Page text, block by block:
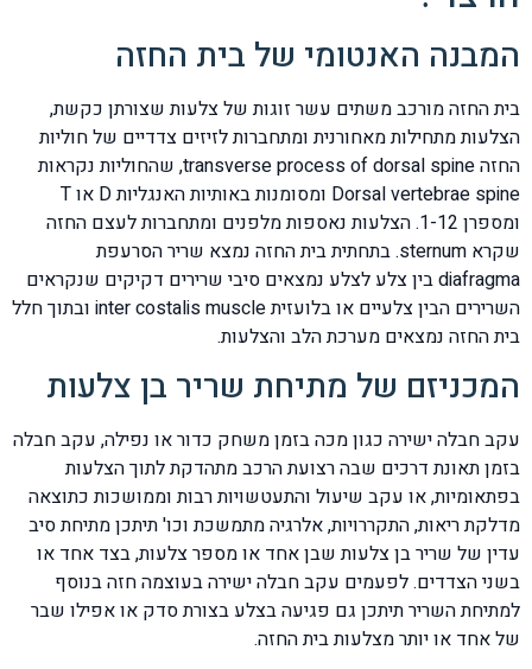
המבנה האנטומי של בית החזה
בית החזה מורכב משתים עשר זוגות של צלעות שצורתן כקשת,
הצלעות מתחילות מאחורנית ומתחברות לזיזים צדדיים של חוליות
החזה transverse process of dorsal spine, שהחוליות נקראות
Dorsal vertebrae spine ומסומנות באותיות האנגליות D או T
ומספרן 1-12. הצלעות נאספות מלפנים ומתחברות לעצם החזה
שקרא sternum. בתחתית בית החזה נמצא שריר הסרעפת
diafragma בין צלע לצלע נמצאים סיבי שרירים דקיקים שנקראים
השרירים הבין צלעיים או בלועזית inter costalis muscle ובתוך חלל
בית החזה נמצאים מערכת הלב והצלעות.
המכניזם של מתיחת שריר בן צלעות
עקב חבלה ישירה כגון מכה בזמן משחק כדור או נפילה, עקב חבלה
בזמן תאונת דרכים שבה רצועת הרכב מתהדקת לתוך הצלעות
בפתאומיות, או עקב שיעול והתעטשויות רבות וממושכות כתוצאה
מדלקת ריאות, התקררויות, אלרגיה מתמשכת וכו' תיתכן מתיחת סיב
עדין של שריר בן צלעות שבן אחד או מספר צלעות, בצד אחד או
בשני הצדדים. לפעמים עקב חבלה ישירה בעוצמה חזה בנוסף
למתיחת השריר תיתכן גם פגיעה בצלע בצורת סדק או אפילו שבר
של אחד או יותר מצלעות בית החזה.